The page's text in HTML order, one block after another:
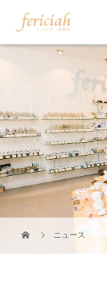
ニュース